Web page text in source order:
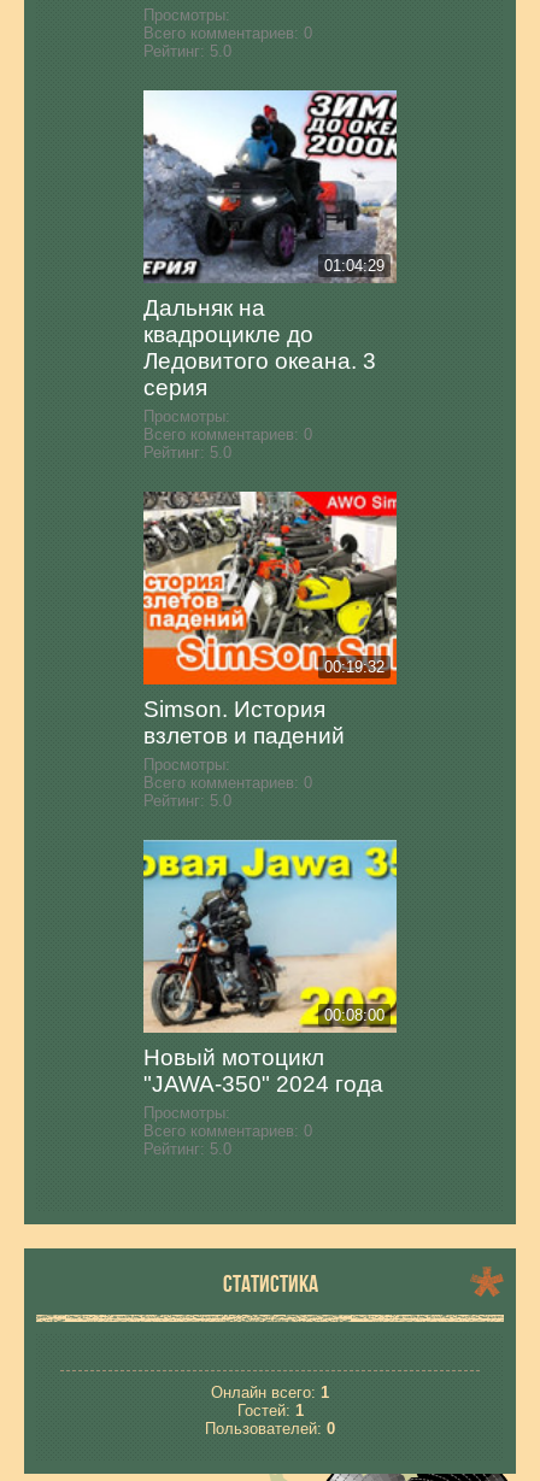
Просмотры:
Всего комментариев: 0
Рейтинг: 5.0
01:04:29
Дальняк на
квадроцикле до
Ледовитого океана. 3
серия
Просмотры:
Всего комментариев: 0
Рейтинг: 5.0
00:19:32
Simson. История
взлетов и падений
Просмотры:
Всего комментариев: 0
Рейтинг: 5.0
00:08:00
Новый мотоцикл
"JAWA-350" 2024 года
Просмотры:
Всего комментариев: 0
Рейтинг: 5.0
СТАТИСТИКА
Онлайн всего: 1
Гостей: 1
Пользователей: 0